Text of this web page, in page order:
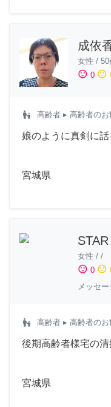
成依
女性 / 50
sentiment_satisfied 0 sentiment_neutral
escalator_warning 高齢者 ▸ 高齢者のお
娘のように真剣に
宮城県
女性 / /
sentiment_satisfied 0 sentiment_neutral
メッセ
escalator_warning 高齢者 ▸ 高齢者のお
後期高齢者様宅の清
宮城県